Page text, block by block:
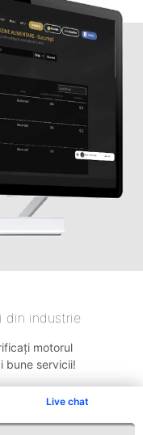
Live chat
din industrie
motorul
bune servicii!